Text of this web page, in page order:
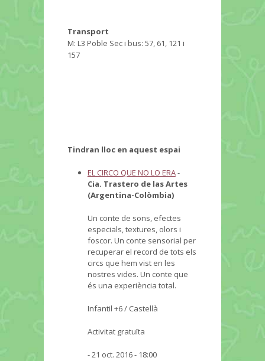
Transport
M: L3 Poble Sec i bus: 57, 61, 121 i
157
Tindran lloc en aquest espai
EL CIRCO QUE NO LO ERA-
Cia. Trastero de las Artes
(Argentina-Colòmbia)
Un conte de sons, efectes
especials, textures, olors i
foscor. Un conte sensorial per
recuperar el record de tots els
circs que hem vist en les
nostres vides. Un conte que
és una experiència total.
Infantil +6 / Castellà
Activitat gratuïta
- 21 oct. 2016 - 18:00